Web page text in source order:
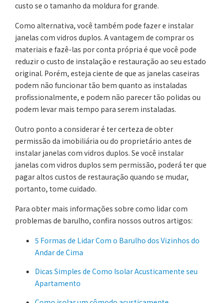
custo se o tamanho da moldura for grande.
Como alternativa, você também pode fazer e instalar
janelas com vidros duplos. A vantagem de comprar os
materiais e fazê-las por conta própria é que você pode
reduzir o custo de instalação e restauração ao seu estado
original. Porém, esteja ciente de que as janelas caseiras
podem não funcionar tão bem quanto as instaladas
profissionalmente, e podem não parecer tão polidas ou
podem levar mais tempo para serem instaladas.
Outro ponto a considerar é ter certeza de obter
permissão da imobiliária ou do proprietário antes de
instalar janelas com vidros duplos. Se você instalar
janelas com vidros duplos sem permissão, poderá ter que
pagar altos custos de restauração quando se mudar,
portanto, tome cuidado.
Para obter mais informações sobre como lidar com
problemas de barulho, confira nossos outros artigos:
5 Formas de Lidar Com o Barulho dos Vizinhos do
Andar de Cima
Dicas Simples de Como Isolar Acusticamente seu
Apartamento